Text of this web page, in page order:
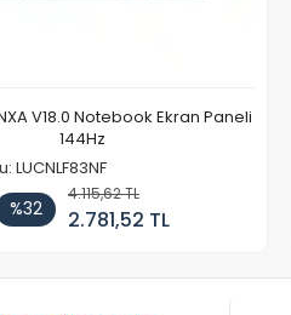
V18.0 Notebook Ekran Paneli
144Hz
LUCNLF83NF
%32
4.115,62 TL
2.781,52 TL